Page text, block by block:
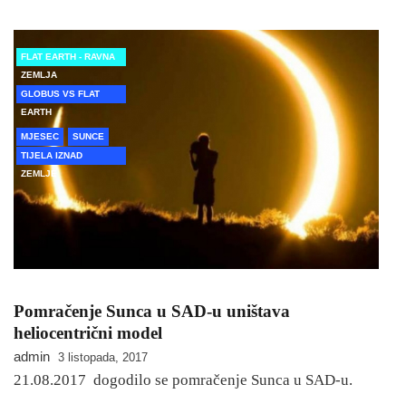
FLAT EARTH - RAVNA
ZEMLJA
GLOBUS VS FLAT
EARTH
MJESEC
SUNCE
TIJELA IZNAD
ZEMLJE
Pomračenje Sunca u SAD-u uništava
heliocentrični model
admin 3 listopada, 2017
21.08.2017 dogodilo se pomračenje Sunca u SAD-u.